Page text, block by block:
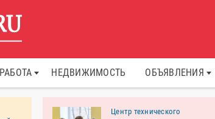
РАБОТА НЕДВИЖИМОСТЬ ОБЪЯВЛЕНИЯ
Центр технического